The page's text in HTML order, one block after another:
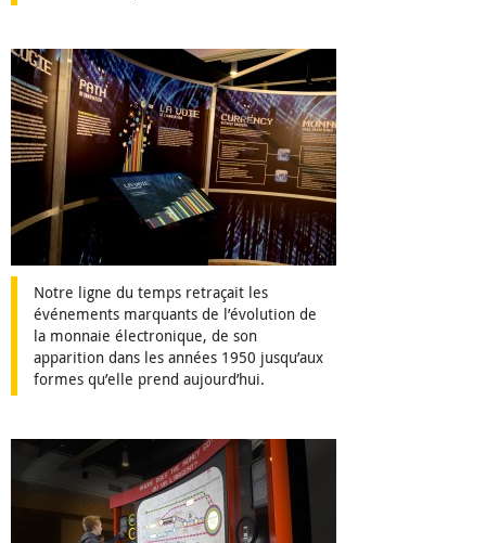
Notre ligne du temps retraçait les
événements marquants de l’évolution de
la monnaie électronique, de son
apparition dans les années 1950 jusqu’aux
formes qu’elle prend aujourd’hui.